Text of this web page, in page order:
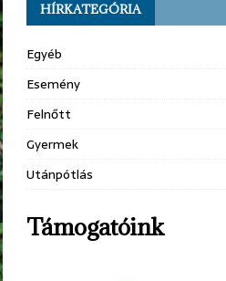
HÍRKATEGÓRIA
Egyéb
Esemény
Felnőtt
Gyermek
Utánpótlás
Támogatóink